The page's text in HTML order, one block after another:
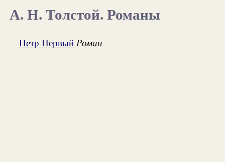
А. Н. Толстой. Романы
Петр Первый Роман